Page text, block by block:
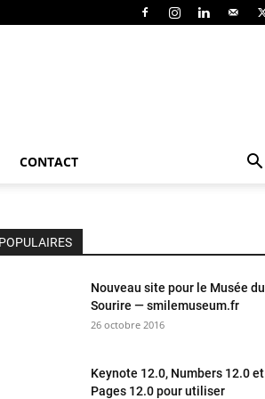
CONTACT
POPULAIRES
Nouveau site pour le Musée du
Sourire — smilemuseum.fr
26 octobre 2016
Keynote 12.0, Numbers 12.0 et
Pages 12.0 pour utiliser